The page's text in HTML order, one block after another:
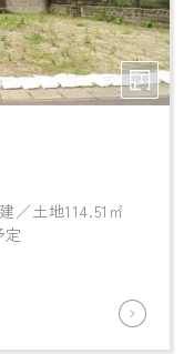
／土地114.51㎡
定